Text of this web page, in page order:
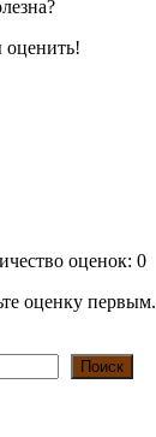
оценить!
оценок: 0
оценку первым.
Поиск